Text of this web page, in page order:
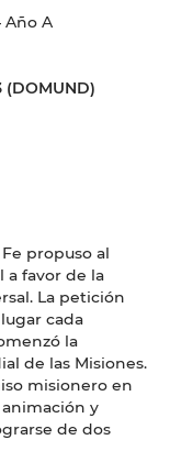
Año A
propuso al
a favor de la
La petición
cada
la
de las Misiones.
misionero en
y
de dos